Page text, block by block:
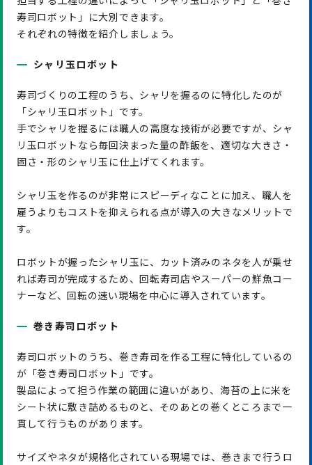
寿司ロボット」に大別できます。
それぞれの特徴を紹介しましょう。
シャリ玉ロボット
寿司づくりの工程のうち、シャリを握るのに特化したのが
「シャリ玉ロボット」です。
手でシャリを握るには職人の高度な技術が必要ですが、シャ
リ玉ロボットなら毎回決まった量の酢飯を、適切な大きさ・
固さ・形のシャリ玉に仕上げてくれます。
シャリ玉を作るのが非常にスピーディなことに加え、職人を
雇うよりもコストを抑えられる点が導入の大きなメリットで
す。
ロボットが握ったシャリ玉に、カット済みのネタを人が乗せ
れば寿司が完成するため、回転寿司店やスーパーの鮮魚コー
ナーなど、回転の速い現場を中心に導入されています。
巻き寿司ロボット
寿司ロボットのうち、巻き寿司を作る工程に特化しているの
が「巻き寿司ロボット」です。
製品によって担う作業の範囲に違いがあり、海苔の上に米を
シート状に敷き詰めるものと、そのあとの巻くところまで一
貫して行うものがあります。
サイズやネタが規格化されている現場では、巻きまで行うロ